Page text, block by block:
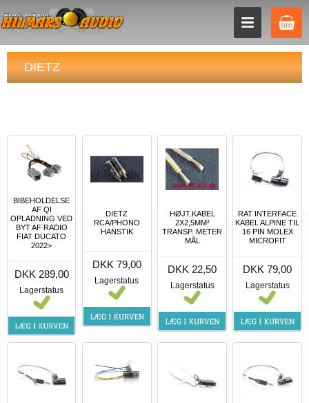
DIETZ
BIBEHOLDELSE
AF QI
OPLADNING VED
BYT AF RADIO
FIAT DUCATO
2022>
DKK 289,00
Lagerstatus
DIETZ
RCA/PHONO
HANSTIK
DKK 79,00
Lagerstatus
HØJT.KABEL
2X2,5MM²
TRANSP. METER
MÅL
DKK 22,50
Lagerstatus
RAT INTERFACE
KABEL ALPINE TIL
16 PIN MOLEX
MICROFIT
DKK 79,00
Lagerstatus